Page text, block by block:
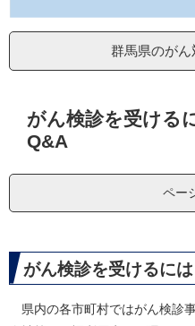
群馬県のが
がん検診を受ける
Q&A
ペー
がん検診を受けるには
県内の各市町村ではがん検診